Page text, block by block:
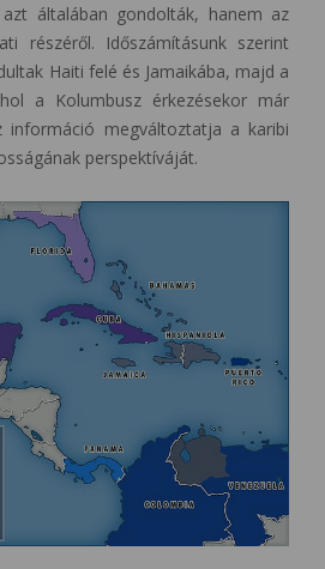
általában gondolták, hanem az
részéről. Időszámításunk szerint
Haiti felé és Jamaikába, majd a
a Kolumbusz érkezésekor már
megváltoztatja a karibi
perspektíváját.